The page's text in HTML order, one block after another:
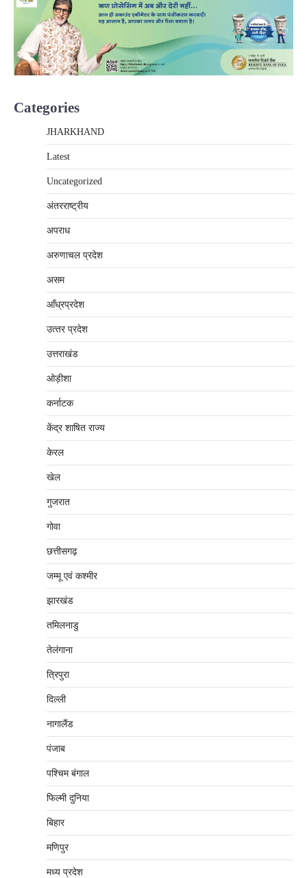
Categories
JHARKHAND
Latest
Uncategorized
अंतरराष्‍ट्रीय
अपराध
अरुणाचल प्रदेश
असम
आँध्रप्रदेश
उत्‍तर प्रदेश
उत्तराखंड
ओड़ीशा
कर्नाटक
केंद्र शाषित राज्य
केरल
खेल
गुजरात
गोवा
छत्तीसगढ़
जम्‍मू एवं कश्‍मीर
झारखंड
तमिलनाडु
तेलंगाना
त्रिपुरा
दिल्‍ली
नागालैंड
पंजाब
पश्चिम बंगाल
फिल्मी दुनिया
बिहार
मणिपुर
मध्‍य प्रदेश